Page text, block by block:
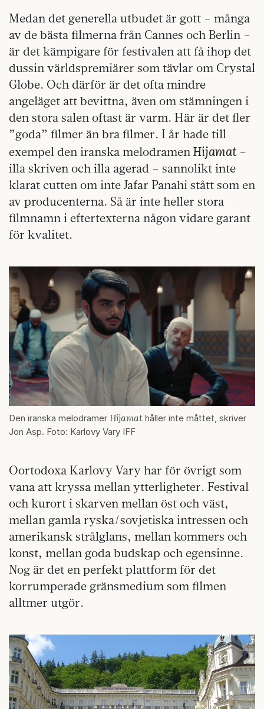
Medan det generella utbudet är gott – många
av de bästa filmerna från Cannes och Berlin –
är det kämpigare för festivalen att få ihop det
dussin världspremiärer som tävlar om Crystal
Globe. Och därför är det ofta mindre
angeläget att bevittna, även om stämningen i
den stora salen oftast är varm. Här är det fler
”goda” filmer än bra filmer. I år hade till
exempel den iranska melodramenHijamat –
illa skriven och illa agerad – sannolikt inte
klarat cutten om inte Jafar Panahi stått som en
av producenterna. Så är inte heller stora
filmnamn i eftertexterna någon vidare garant
för kvalitet.
Den iranska melodramer Hijamat håller inte måttet, skriver
Jon Asp. Foto: Karlovy Vary IFF
Oortodoxa Karlovy Vary har för övrigt som
vana att kryssa mellan ytterligheter. Festival
och kurort i skarven mellan öst och väst,
mellan gamla ryska/sovjetiska intressen och
amerikansk strålglans, mellan kommers och
konst, mellan goda budskap och egensinne.
Nog är det en perfekt plattform för det
korrumperade gränsmedium som filmen
alltmer utgör.